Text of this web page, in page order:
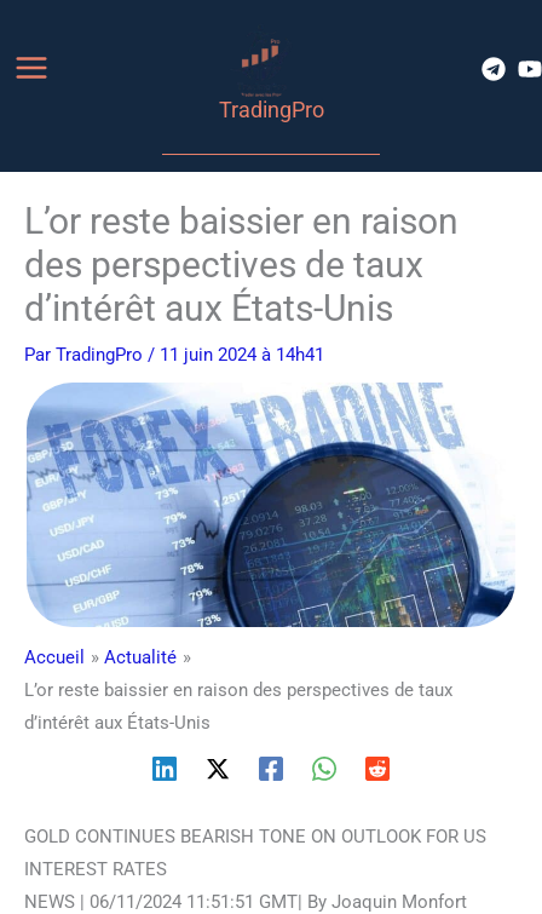
contenu
TradingPro
L’or reste baissier en raison
des perspectives de taux
d’intérêt aux États-Unis
Par TradingPro / 11 juin 2024 à 14h41
Accueil
Actualité
L’or reste baissier en raison des perspectives de taux
d’intérêt aux États-Unis
GOLD CONTINUES BEARISH TONE ON OUTLOOK FOR US
INTEREST RATES
NEWS | 06/11/2024 11:51:51 GMT| By Joaquin Monfort